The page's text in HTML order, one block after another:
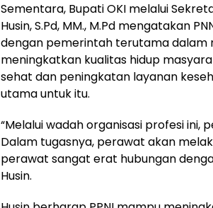
Sementara, Bupati OKI melalui
Husin, S.Pd, MM., M.Pd mengatakan
dengan pemerintah terutama dalam
meningkatkan kualitas hidup
sehat dan peningkatan layanan
utama untuk itu.
“Melalui wadah organisasi profesi
Dalam tugasnya, perawat akan
perawat sangat erat hubungan
Husin.